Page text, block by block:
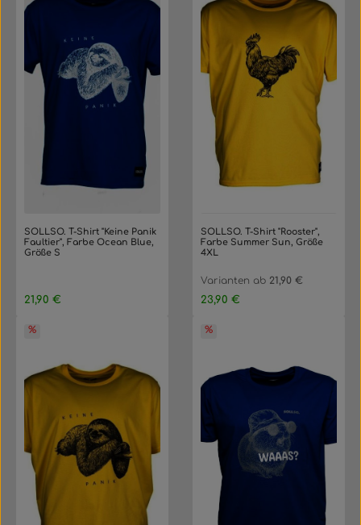
SOLLSO. T-Shirt "Keine Panik
Faultier", Farbe Ocean Blue,
Größe S
Regulärer Preis:
21,90 €
SOLLSO. T-Shirt "Rooster",
Farbe Summer Sun, Größe
4XL
Varianten ab 21,90 €
Regulärer Preis:
23,90 €